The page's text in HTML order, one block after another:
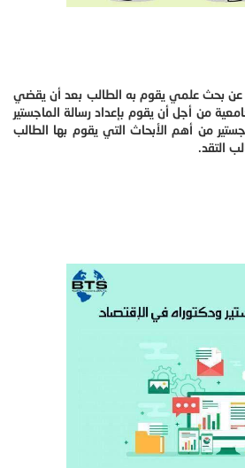
عن بحث علمي يقوم به الطالب بعد أن يقضي
من أجل أن يقوم بإعداد رسالة الماجستير
من أهم الأبحاث التي يقوم بها الطالب
التقد.